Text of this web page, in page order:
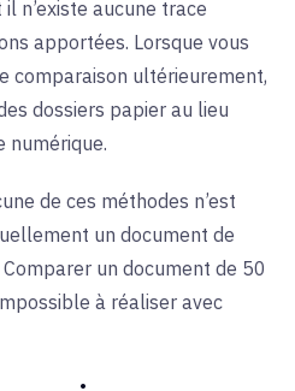
n’existe aucune trace
apportées. Lorsque vous
comparaison ultérieurement,
dossiers papier au lieu
numérique.
de ces méthodes n’est
un document de
un document de 50
à réaliser avec